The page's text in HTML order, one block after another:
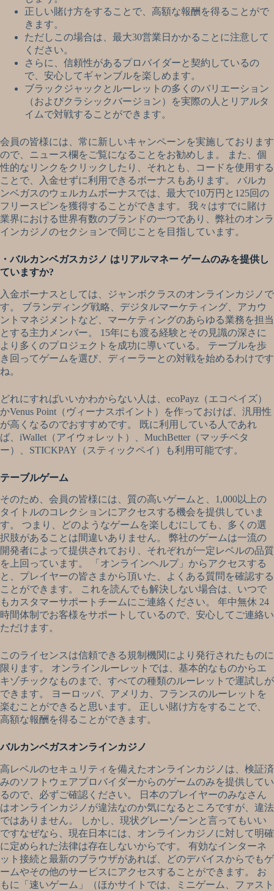
正しい賭け方をすることで、高額な報酬を得ることがで
きます。
ただしこの場合は、最大30営業日かかることに注意して
ください。
さらに、信頼性があるプロバイダーと契約しているの
で、安心してギャンブルを楽しめます。
ブラックジャックとルーレットの多くのバリエーション
（およびクラシックバージョン）を実際の人とリアルタ
イムで対戦することができます。
会員の皆様には、常に新しいキャンペーンを実施しております
ので、ニュース欄をご覧になることをお勧めしま。 また、個
性的なリンクをクリックしたり、それとも、コードを使用する
ことで、入金せずに利用できるボーナスもあります。 バルカ
ンベガスのウェルカムボーナスでは、最大で10万円と125回の
フリースピンを獲得することができます。 我々はすでに賭け
業界における世界有数のブランドの一つであり、弊社のオンラ
インカジノのセクションで同じことを目指しています。
・バルカンベガスカジノ はリアルマネー ゲームのみを提供し
ていますか?
入金ボーナスとしては、ジャンボクラスのオンラインカジノで
す。 ブランディング戦略、デジタルマーケティング、アカウ
ントマネジメントなど、マーケティングのあらゆる業務を担当
とする主力メンバー。 15年にも渡る経験とその見識の深さに
より多くのプロジェクトを成功に導いている。 テーブルを歩
き回ってゲームを選び、ディーラーとの対戦を始めるわけです
ね。
どれにすればいいかわからない人は、ecoPayz（エコペイズ）
かVenus Point（ヴィーナスポイント）を作っておけば、汎用性
が高くなるのでおすすめです。 既に利用している人であれ
ば、iWallet（アイウォレット）、MuchBetter（マッチベタ
ー）、STICKPAY（スティックペイ）も利用可能です。
テーブルゲーム
そのため、会員の皆様には、質の高いゲームと、1,000以上の
タイトルのコレクションにアクセスする機会を提供していま
す。 つまり、どのようなゲームを楽しむにしても、多くの選
択肢があることは間違いありません。 弊社のゲームは一流の
開発者によって提供されており、それぞれが一定レベルの品質
を上回っています。 「オンラインヘルプ」からアクセスする
と、プレイヤーの皆さまから頂いた、よくある質問を確認する
ことができます。 これを読んでも解決しない場合は、いつで
もカスタマーサポートチームにご連絡ください。 年中無休 24
時間体制でお客様をサポートしているので、安心してご連絡い
ただけます。
このライセンスは信頼できる規制機関により発行されたものに
限ります。 オンラインルーレットでは、基本的なものからエ
キゾチックなものまで、すべての種類のルーレットで運試しが
できます。 ヨーロッパ、アメリカ、フランスのルーレットを
楽むことができると思います。 正しい賭け方をすることで、
高額な報酬を得ることができます。
バルカンベガスオンラインカジノ
高レベルのセキュリティを備えたオンラインカジノは、検証済
みのソフトウェアプロバイダーからのゲームのみを提供してい
るので、必ずご確認ください。 日本のプレイヤーのみなさん
はオンラインカジノが違法なのか気になるところですが、違法
ではありません。 しかし、現状グレーゾーンと言ってもいい
ですなぜなら、現在日本には、オンラインカジノに対して明確
に定められた法律は存在しないからです。 有効なインターネ
ット接続と最新のブラウザがあれば、どのデバイスからでもゲ
ームやその他のサービスにアクセスすることができます。 お
もに「速いゲーム」（ほかサイトでは、ミニゲーム、ファスト